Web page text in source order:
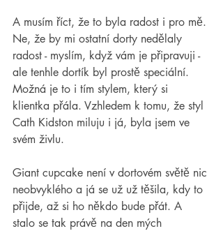
A musím říct, že to byla radost i pro mě.
Ne, že by mi ostatní dorty nedělaly
radost - myslím, když vám je připravuji -
ale tenhle dortík byl prostě speciální.
Možná je to i tím stylem, který si
klientka přála. Vzhledem k tomu, že styl
Cath Kidston miluju i já, byla jsem ve
svém živlu.
Giant cupcake není v dortovém světě nic
neobvyklého a já se už už těšila, kdy to
přijde, až si ho někdo bude přát. A
stalo se tak právě na den mých